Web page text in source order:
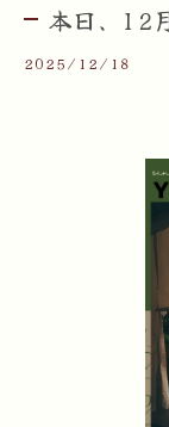
本日、12
2025/12/18